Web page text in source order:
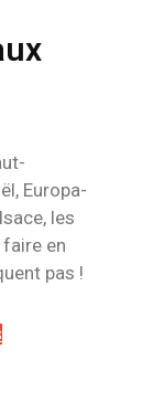
Europa-
les
en
pas !